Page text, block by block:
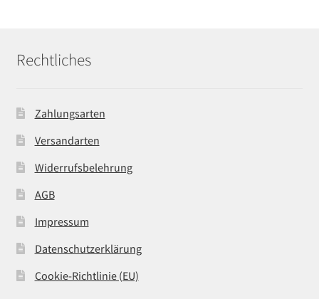
Rechtliches
Zahlungsarten
Versandarten
Widerrufsbelehrung
AGB
Impressum
Datenschutzerklärung
Cookie-Richtlinie (EU)